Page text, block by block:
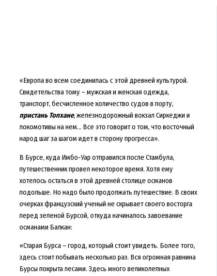
«Европа во всем соединилась с этой древней культурой.
Свидетельства тому – мужская и женская одежда,
транспорт, бесчисленное количество судов в порту,
пристань Топхане, железнодорожный вокзал Сиркеджи и
локомотивы на нем… Все это говорит о том, что восточный
народ шаг за шагом идет в сторону прогресса».
В Бурсе, куда Имбо-Уар отправился после Стамбула,
путешественник провел некоторое время. Хотя ему
хотелось остаться в этой древней столице османов
подольше. Но надо было продолжать путешествие. В своих
очерках французский ученый не скрывает своего восторга
перед зеленой Бурсой, откуда начиналось завоевание
османами Балкан:
«Старая Бурса – город, который стоит увидеть. Более того,
здесь стоит побывать несколько раз. Вся огромная равнина
Бурсы покрыта лесами. Здесь много великолепных